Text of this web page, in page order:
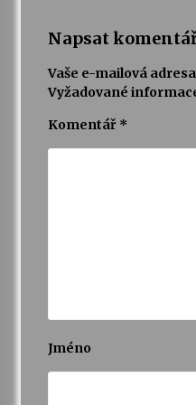
Napsat
Vaše e-mailová
Vyžadované
Komentář *
Jméno